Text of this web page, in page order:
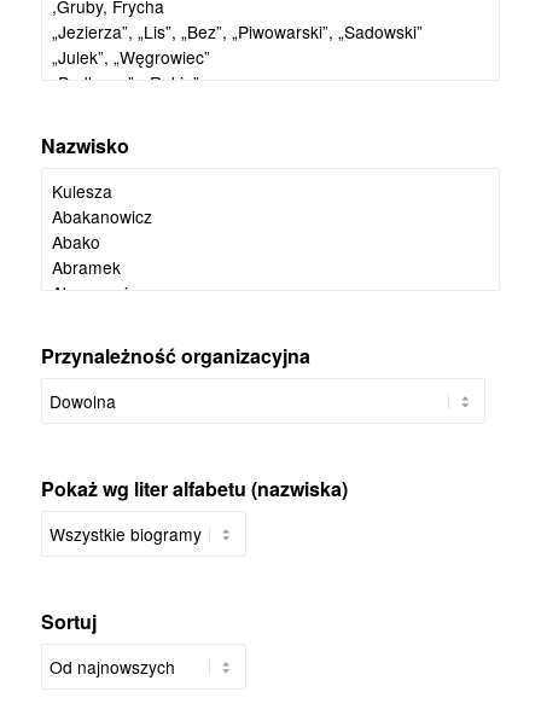
Nazwisko
Przynależność organizacyjna
Pokaż wg liter alfabetu (nazwiska)
Sortuj